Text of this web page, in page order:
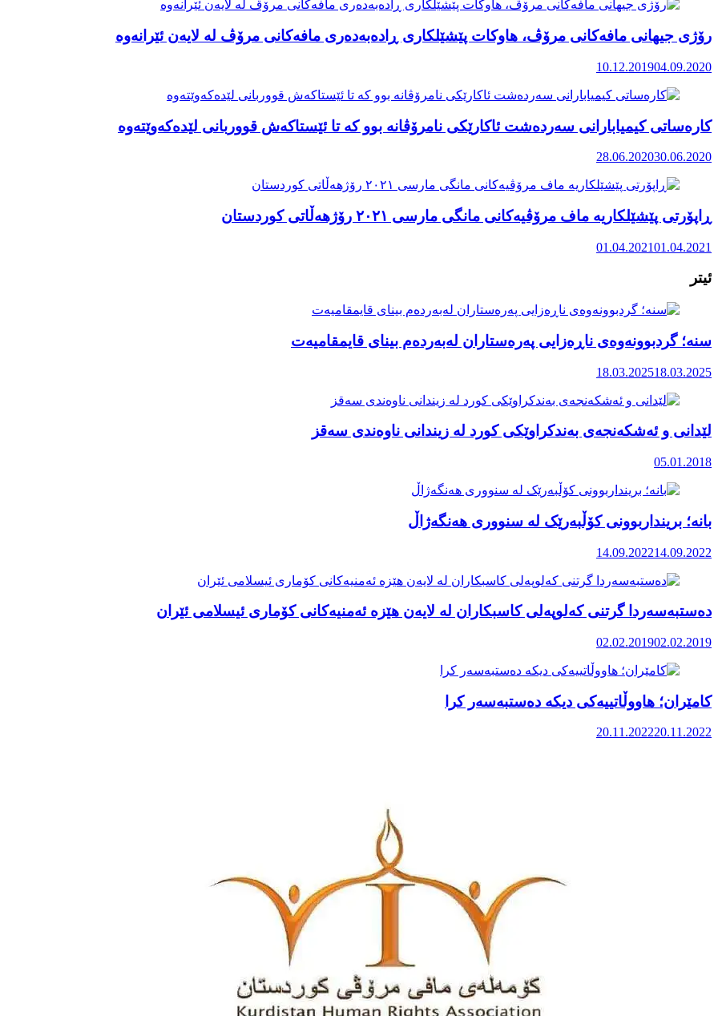
رۆژی جیهانی مافەکانی مرۆڤ، هاوکات پێشێلکاری ڕادەبەدەری مافەکانی مرۆڤ لە لایەن ئێرانەوە
10.12.201904.09.2020
کارەساتی کیمیابارانی سەردەشت ئاکارێکی نامرۆڤانە بوو کە تا ئێستاکەش قووربانی لێدەکەوێتەوە
28.06.202030.06.2020
ڕاپۆرتی پێشێلکاریە ماف مرۆڤیەکانی مانگی مارسی ٢٠٢١ رۆژهەڵاتی کوردستان
01.04.202101.04.2021
ئیتر
سنە؛ گردبوونەوەی ناڕەزایی پەرەستاران لەبەردەم بینای قایمقامیەت
18.03.202518.03.2025
لێدانی و ئەشکەنجەی بەندکراوێکی کورد لە زیندانی ناوەندی سەقز
05.01.2018
بانە؛ برینداربوونی کۆڵبەرێک لە سنووری هەنگەژاڵ
14.09.202214.09.2022
ده‌ستبه‌سه‌ردا گرتنی كه‌لوپه‌لی كاسبكاران له‌ لایه‌ن هێزه‌ ئەمنیەکانی کۆماری ئیسلامی ئێران
02.02.201902.02.2019
کامێران؛ هاووڵاتییەکی دیکە دەستبەسەر کرا
20.11.202220.11.2022